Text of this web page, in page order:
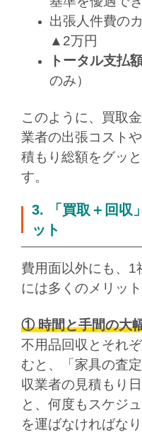
出張人件費の
▲2万円
トータル支払
のみ）
このように、買取
業者の出張コスト
積もり総額をグッ
す。
3. 「買取＋回収
ット
費用面以外にも、1
には多くのメリッ
① 時間と手間の大
不用品回収とそれ
むと、「家具の査
収業者の見積もり
と、何度もスケジ
を運ばなければな